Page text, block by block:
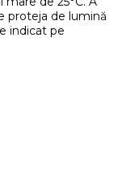
proteja de lumină
indicat pe